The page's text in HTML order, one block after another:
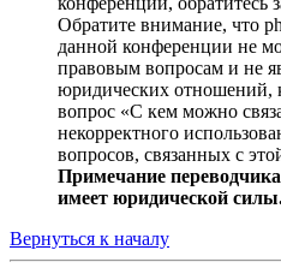
Обратите внимание, что
данной конференции не
правовым вопросам и не
юридических отношений,
вопрос «С кем можно
некорректного
вопросов, связанных с
Примечание
имеет юридической
Вернуться к началу